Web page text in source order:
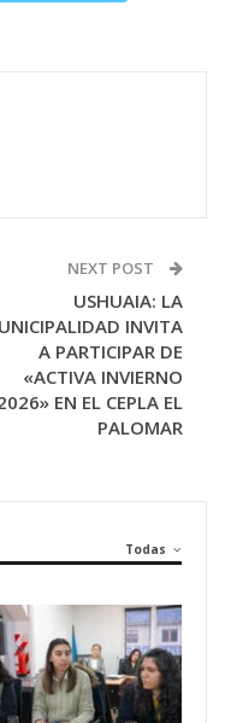
NEXT POST
USHUAIA: LA
INVITA
A PARTICIPAR DE
«ACTIVA INVIERNO
EN EL CEPLA EL
PALOMAR
Todas